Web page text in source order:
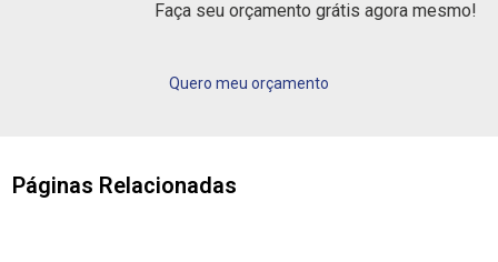
Faça seu orçamento grátis agora mesmo!
Quero meu orçamento
Páginas Relacionadas